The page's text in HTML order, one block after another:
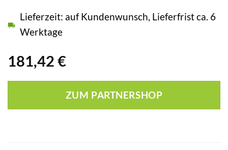
181,42 €
Lieferzeit: auf Kundenwunsch, Lieferfrist ca. 6
Werktage
ZUM PARTNERSHOP